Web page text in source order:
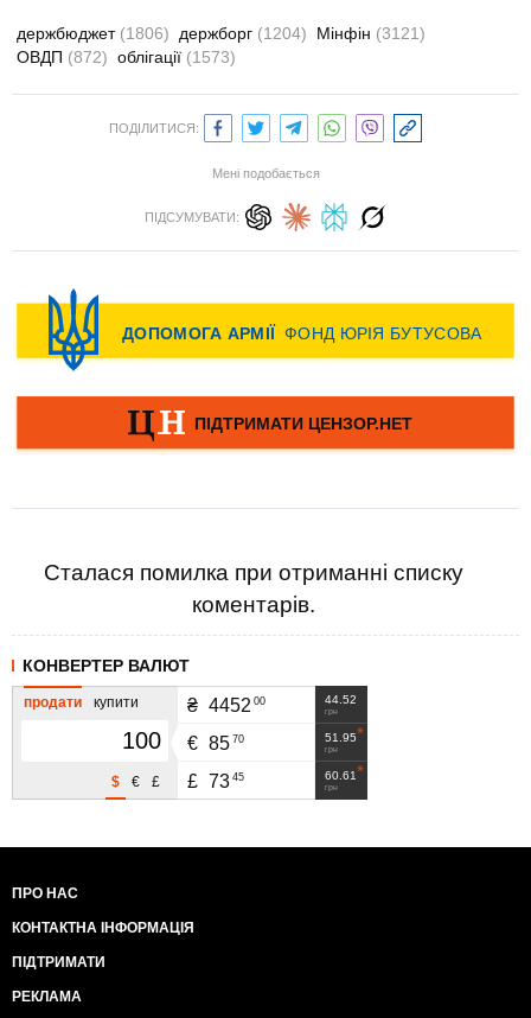
держбюджет (1806) держборг (1204) Мінфін (3121)
ОВДП (872) облігації (1573)
ПОДІЛИТИСЯ:
Мені подобається
ПІДСУМУВАТИ:
Сталася помилка при отриманні списку
коментарів.
КОНВЕРТЕР ВАЛЮТ
продати купити
£
€
$
44.52
грн
₴ 4452 00
51.95
грн
€ 85 70
60.61
грн
£ 73 45
ПРО НАС
КОНТАКТНА ІНФОРМАЦІЯ
ПІДТРИМАТИ
РЕКЛАМА